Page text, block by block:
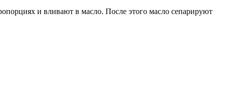
и вливают в масло. После этого масло сепарируют